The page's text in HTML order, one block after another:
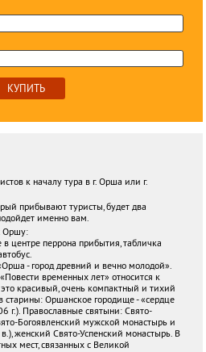
КУПИТЬ
к началу тура в г. Орша или г.
прибывают туристы, будет два
именно вам.
Оршу:
центре перрона прибытия, табличка
- город древний и вечно молодой».
временных лет» относится к
красивый, очень компактный и тихий
старины: Оршанское городище - «сердце
г.). Православные святыни: Свято-
Богоявленский мужской монастырь и
женский Свято-Успенский монастырь. В
мест, связанных с Великой